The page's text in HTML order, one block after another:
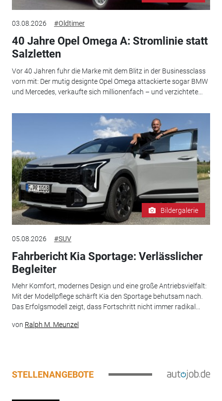
03.08.2026 #Oldtimer
40 Jahre Opel Omega A: Stromlinie statt
Salzletten
Vor 40 Jahren fuhr die Marke mit dem Blitz in der Businessclass
vorn mit: Der mutig designte Opel Omega attackierte sogar BMW
und Mercedes, verkaufte sich millionenfach – und verzichtete...
Bildergalerie
05.08.2026 #SUV
Fahrbericht Kia Sportage: Verlässlicher
Begleiter
Mehr Komfort, modernes Design und eine große Antriebsvielfalt:
Mit der Modellpflege schärft Kia den Sportage behutsam nach.
Das Erfolgsmodell zeigt, dass Fortschritt nicht immer radikal...
von Ralph M. Meunzel
STELLENANGEBOTE